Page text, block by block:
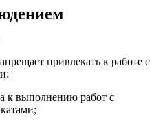
привлекать к работе с
к выполнению работ с